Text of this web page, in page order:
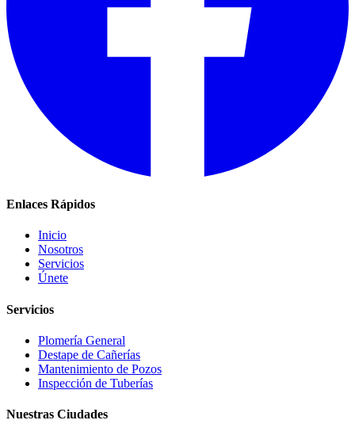
Enlaces Rápidos
Inicio
Nosotros
Servicios
Únete
Servicios
Plomería General
Destape de Cañerías
Mantenimiento de Pozos
Inspección de Tuberías
Nuestras Ciudades